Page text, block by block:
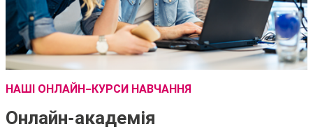
НАШІ ОНЛАЙН-КУРСИ НАВЧАННЯ
Онлайн-академія